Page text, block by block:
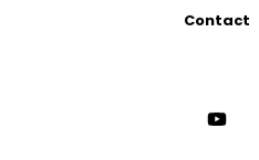
Contact